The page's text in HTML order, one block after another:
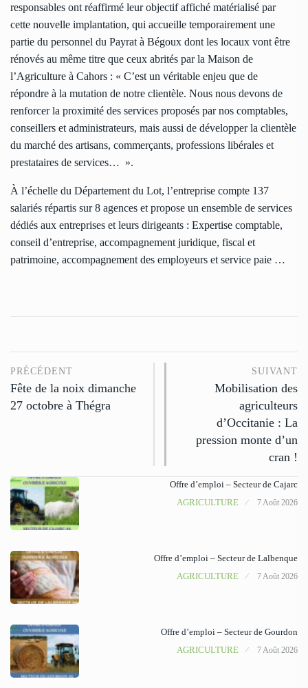
responsables ont réaffirmé leur objectif affiché matérialisé par
cette nouvelle implantation, qui accueille temporairement une
partie du personnel du Payrat à Bégoux dont les locaux vont être
rénovés au même titre que ceux abrités par la Maison de
l’Agriculture à Cahors : « C’est un véritable enjeu que de
répondre à la mutation de notre clientèle. Nous nous devons de
renforcer la proximité des services proposés par nos comptables,
conseillers et administrateurs, mais aussi de développer la clientèle
du marché des artisans, commerçants, professions libérales et
prestataires de services… ».
À l’échelle du Département du Lot, l’entreprise compte 137
salariés répartis sur 8 agences et propose un ensemble de services
dédiés aux entreprises et leurs dirigeants : Expertise comptable,
conseil d’entreprise, accompagnement juridique, fiscal et
patrimoine, accompagnement des employeurs et service paie …
PRÉCÉDENT
Fête de la noix dimanche
27 octobre à Thégra
SUIVANT
Mobilisation des
agriculteurs
d’Occitanie : La
pression monte d’un
cran !
Offre d’emploi – Secteur de Cajarc
AGRICULTURE
7 Août 2026
Offre d’emploi – Secteur de Lalbenque
AGRICULTURE
7 Août 2026
Offre d’emploi – Secteur de Gourdon
AGRICULTURE
7 Août 2026